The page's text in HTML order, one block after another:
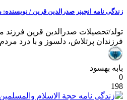
زندگی نامه انجینر صدرالدین قرین /
تولد/تحصیلات صدرالدین قرین فرزند
فرزندان پرتلاش، دلسوز و با درد
بابه بهسود
0
198